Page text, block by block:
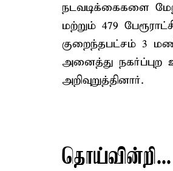
நடவடிக்கைகளை
மற்றும் 479
குறைந்தபட்சம் 3
அனைத்து நகர்ப்புற
அறிவுறுத்தினார்.
தொய்வின்றி...